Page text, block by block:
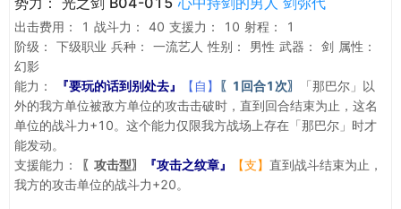
出击费用： 1 战斗力： 40 支援力： 10 射程：
1
阶级：
下级职业 兵种： 一流艺人 性别： 男性 武器： 剑 属性：
幻影
能力：
『要玩的话到别处去』 【自】 〖1回合1次〗
「那巴尔」以
外的我方单位被敌方单位的攻击击破时，直到回合结束为止，这名
单位的战斗力+10。这个能力仅限我方战场上存在「那巴尔」时才
能发动。
支援能力：
〖攻击型〗 『攻击之纹章』 【支】 直到战斗结束为止，
我方的攻击单位的战斗力+20。